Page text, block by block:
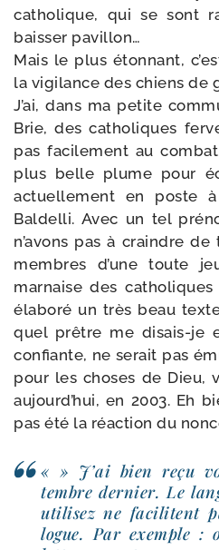
catho­lique, qui se sont
bais­ser pavillon…
Mais le plus éton­nant,
la vigi­lance des chiens de
J’ai, dans ma petite
Brie, des catho­liques
pas faci­le­ment au
plus belle plume pour
actuel­le­ment en poste
Baldelli. Avec un tel
n’a­vons pas à craindre
membres d’une toute
marnaise des
éla­bo­ré un très beau
quel prêtre me disais-​je
confiante, ne serait pas
pour les choses de Dieu,
aujourd’­hui, en 2003. Eh
pas été la réac­tion du
« » J’ai bien reçu
tembre der­nier. Le
uti­li­sez ne faci­litent
logue. Par exemple